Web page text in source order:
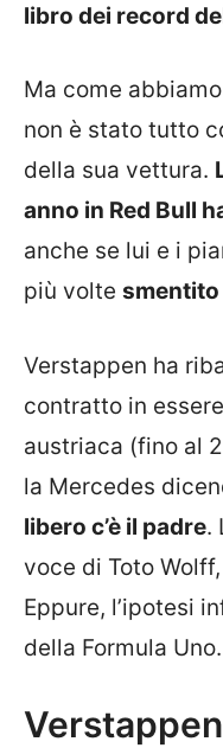
libro dei record
Ma come
non è stato tutto
della sua vettura.
anno in Red Bull
anche se lui e i
più volte smentito
Verstappen ha
contratto in
austriaca (fino al
la Mercedes
libero c’è il padre.
voce di Toto Wolff,
Eppure, l’ipotesi
della Formula Uno.